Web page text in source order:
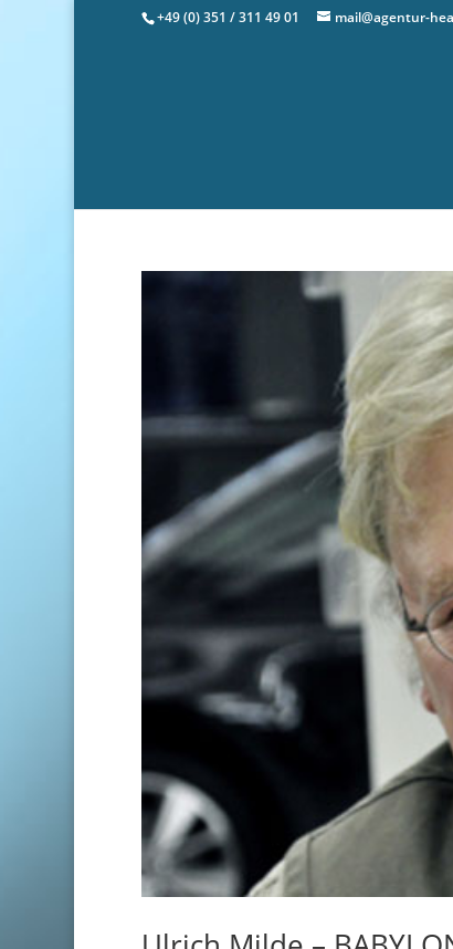
+49 (0) 351 / 311 49 01 mail@agentur-